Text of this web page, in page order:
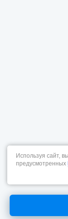
Используя сайт,
предусмотренных